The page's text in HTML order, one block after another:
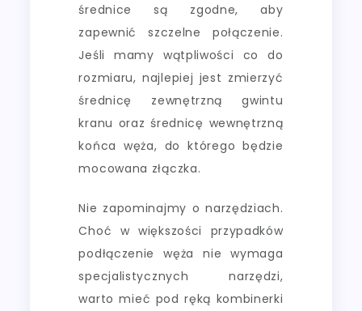
średnice są zgodne, aby
zapewnić szczelne połączenie.
Jeśli mamy wątpliwości co do
rozmiaru, najlepiej jest zmierzyć
średnicę zewnętrzną gwintu
kranu oraz średnicę wewnętrzną
końca węża, do którego będzie
mocowana złączka.
Nie zapominajmy o narzędziach.
Choć w większości przypadków
podłączenie węża nie wymaga
specjalistycznych narzędzi,
warto mieć pod ręką kombinerki